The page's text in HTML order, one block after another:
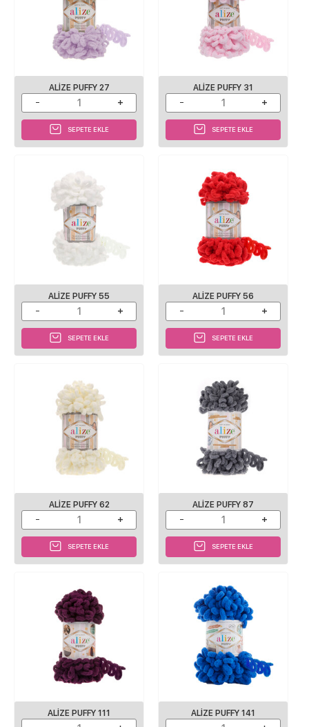
ALIZE PUFFY 27
SEPETE EKLE
ALIZE PUFFY 31
SEPETE EKLE
ALIZE PUFFY 55
SEPETE EKLE
ALIZE PUFFY 56
SEPETE EKLE
ALIZE PUFFY 62
SEPETE EKLE
ALIZE PUFFY 87
SEPETE EKLE
ALIZE PUFFY 111 ALIZE PUFFY 141